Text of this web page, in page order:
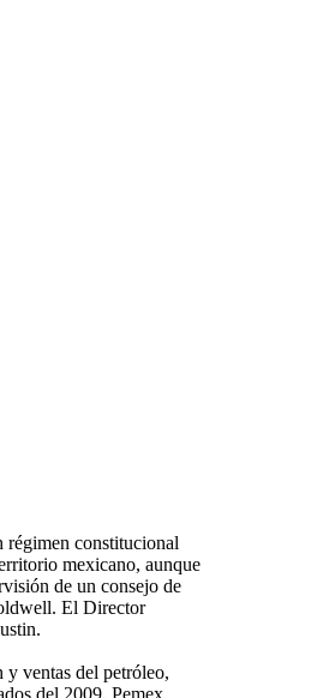
régimen constitucional
mexicano, aunque
de un consejo de
El Director
y ventas del petróleo,
del 2009. Pemex